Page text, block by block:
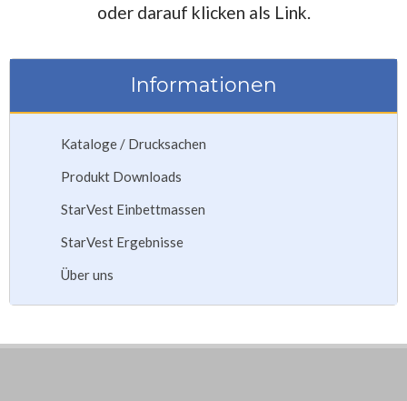
oder darauf klicken als Link.
Informationen
Kataloge / Drucksachen
Produkt Downloads
StarVest Einbettmassen
StarVest Ergebnisse
Über uns